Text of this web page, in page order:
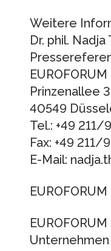
Weitere
Dr. phil. Nadja
Prinzenallee 3
40549
Tel.: +49 211/
Fax: +49 211/
E-Mail: